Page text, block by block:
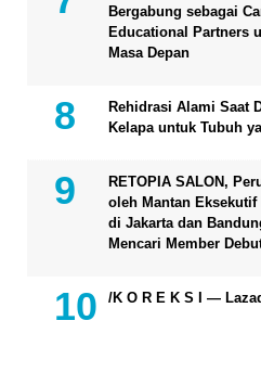
Bergabung sebagai
Educational Partners
Masa Depan
Rehidrasi Alami Saat
Kelapa untuk Tubuh
RETOPIA SALON,
oleh Mantan
di Jakarta dan
Mencari Member
/K O R E K S I —